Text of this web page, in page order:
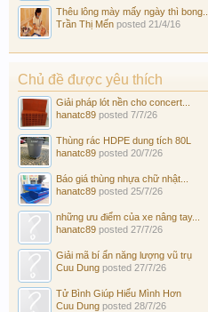
Thêu lông mày mấy ngày thì bong...
Trần Thị Mến posted 21/4/16
Chủ đề được yêu thích
Giải pháp lót nền cho concert...
hanatc89 posted 7/7/26
Thùng rác HDPE dung tích 80L
hanatc89 posted 20/7/26
Báo giá thùng nhựa chữ nhật...
hanatc89 posted 25/7/26
những ưu điểm của xe nâng tay...
hanatc89 posted 27/7/26
Giải mã bí ẩn năng lượng vũ trụ
Cuu Dung posted 27/7/26
Tử Bình Giúp Hiểu Mình Hơn
Cuu Dung posted 28/7/26